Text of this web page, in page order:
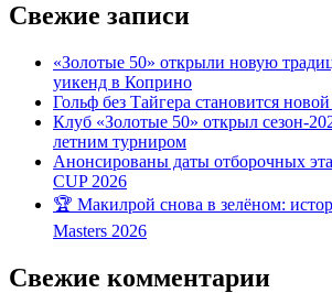
Свежие записи
«Золотые 50» открыли новую
уикенд в Коприно
Гольф без Тайгера становится
Клуб «Золотые 50» открыл сезон-
летним турниром
Анонсированы даты отборочных
CUP 2026
🏆 Макилрой снова в зелёном:
Masters 2026
Свежие комментарии